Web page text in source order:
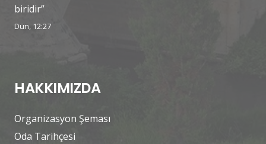
biridir”
Dün, 12:27
HAKKIMIZDA
Organizasyon Şeması
Oda Tarihçesi